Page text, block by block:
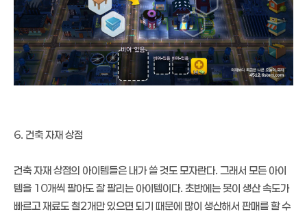
6. 건축 자재 상점
건축 자재 상점의 아이템들은 내가 쓸 것도 모자란다. 그래서 모든 아이
템을 10개씩 팔아도 잘 팔리는 아이템이다. 초반에는 못이 생산 속도가
빠르고 재료도 철2개만 있으면 되기 때문에 많이 생산해서 판매를 할 수